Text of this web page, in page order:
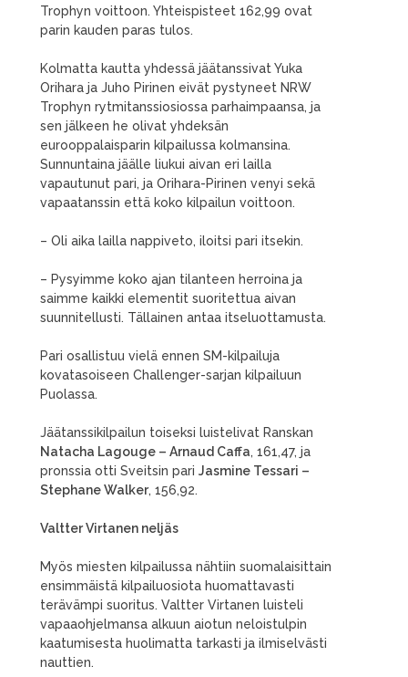
Trophyn voittoon. Yhteispisteet 162,99 ovat
parin kauden paras tulos.
Kolmatta kautta yhdessä jäätanssivat Yuka
Orihara ja Juho Pirinen eivät pystyneet NRW
Trophyn rytmitanssiosiossa parhaimpaansa, ja
sen jälkeen he olivat yhdeksän
eurooppalaisparin kilpailussa kolmansina.
Sunnuntaina jäälle liukui aivan eri lailla
vapautunut pari, ja Orihara-Pirinen venyi sekä
vapaatanssin että koko kilpailun voittoon.
– Oli aika lailla nappiveto, iloitsi pari itsekin.
– Pysyimme koko ajan tilanteen herroina ja
saimme kaikki elementit suoritettua aivan
suunnitellusti. Tällainen antaa itseluottamusta.
Pari osallistuu vielä ennen SM-kilpailuja
kovatasoiseen Challenger-sarjan kilpailuun
Puolassa.
Jäätanssikilpailun toiseksi luistelivat Ranskan
Natacha Lagouge – Arnaud Caffa, 161,47, ja
pronssia otti Sveitsin pari Jasmine Tessari –
Stephane Walker, 156,92.
Valtter Virtanen neljäs
Myös miesten kilpailussa nähtiin suomalaisittain
ensimmäistä kilpailuosiota huomattavasti
terävämpi suoritus. Valtter Virtanen luisteli
vapaaohjelmansa alkuun aiotun neloistulpin
kaatumisesta huolimatta tarkasti ja ilmiselvästi
nauttien.